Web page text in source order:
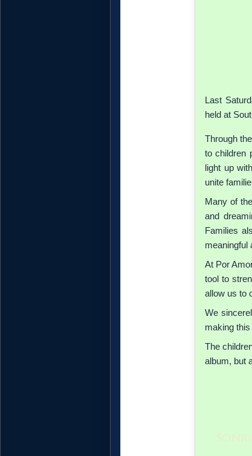
Last
held at
Through
to children
light up
unite
Many of
and
Families
meaningful
At Por
tool to
allow us to
We
making
The
album, but